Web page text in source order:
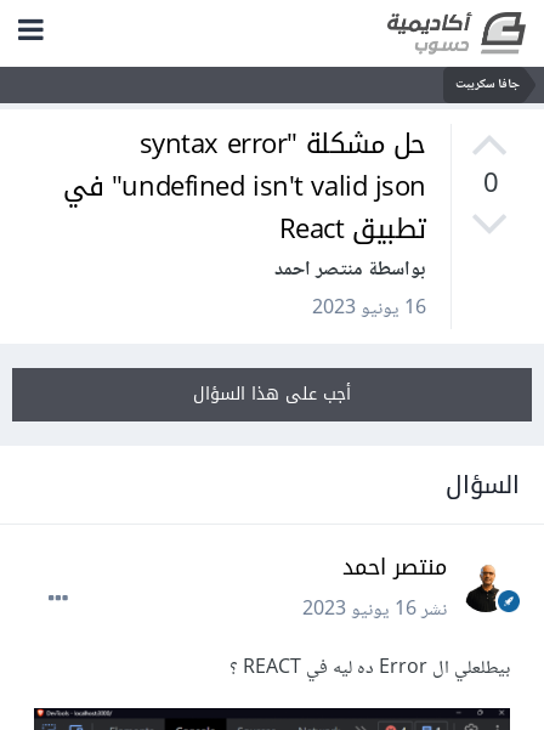
جافا سكريبت
0
حل مشكلة "syntax error
undefined isn't valid json" في
تطبيق React
بواسطة منتصر احمد
16 يونيو 2023
أجب على هذا السؤال
السؤال
منتصر احمد
نشر16 يونيو 2023
بيطلعلي ال Error ده ليه في REACT ؟